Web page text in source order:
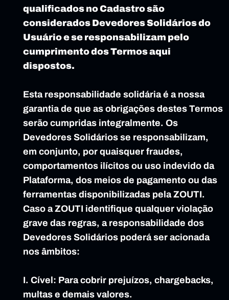
qualificados no Cadastro são
considerados Devedores Solidários do
Usuário e se responsabilizam pelo
cumprimento dos Termos aqui
dispostos.
Esta responsabilidade solidária é a nossa
garantia de que as obrigações destes Termos
serão cumpridas integralmente. Os
Devedores Solidários se responsabilizam,
em conjunto, por quaisquer fraudes,
comportamentos ilícitos ou uso indevido da
Plataforma, dos meios de pagamento ou das
ferramentas disponibilizadas pela ZOUTI.
Caso a ZOUTI identifique qualquer violação
grave das regras, a responsabilidade dos
Devedores Solidários poderá ser acionada
nos âmbitos:
I. Cível: Para cobrir prejuízos, chargebacks,
multas e demais valores.